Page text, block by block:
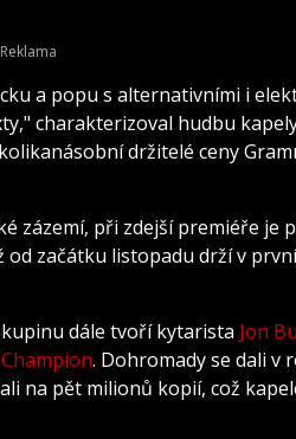
a popu s alternativními i
charakterizoval hudbu
držitelé ceny
zázemí, při zdejší premiéře je
od začátku listopadu drží v
dále tvoří kytarista Jon
. Dohromady se dali v
na pět milionů kopií, což